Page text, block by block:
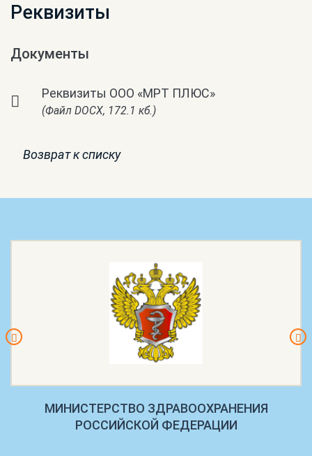
Реквизиты
Документы
Реквизиты ООО «МРТ ПЛЮС»
(Файл DOCX, 172.1 кб.)
Возврат к списку
МИНИСТЕРСТВО ЗДРАВООХРАНЕНИЯ
РОССИЙСКОЙ ФЕДЕРАЦИИ